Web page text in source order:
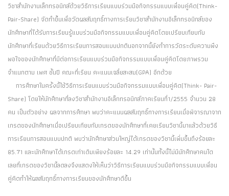
วิชาสำนักงานเล็กทรอนิกส์ด้วยวิธีการเรียนแบบร่วมมือกิจกรรมแบบเพื่อนคู่คิด(Think-
Pair-Share) จัดทำขึ้นเพื่อวัดผลสัมฤทธิ์ทางการเรียนวิชาสำนักงานอิเล็กทรอนิกส์ของ
นักศึกษาที่ได้รับการเรียนรู้แบบร่วมมือกิจกรรมแบบเพื่อนคู่คิดโดยเปรียบเทียบกับ
นักศึกษาที่เรียนด้วยวิธีการเรียนการสอนแบบปกตินอกจากนี้ยังทำการวัดระดับความพึง
พอใจของนักศึกษาที่มีต่อการเรียนแบบร่วมมือกิจกรรมแบบเพื่อนคู่คิดโดยภาพรวม
จำแนกตาม เพศ ชั้นปี คณะที่เรียน คะแนนเฉลี่ยสะสม(GPA) อีกด้วย
การศึกษาในครั้งนี้ใช้วิธีการเรียนแบบร่วมมือกิจกรรมแบบเพื่อนคู่คิด(Think- Pair-
Share) โดยให้นักศึกษาที่ลงวิชาสำนักงานอิเล็กทรอนิกส์ภาคเรียนที่1/2555 จำนวน 28
คน เป็นตัวอย่าง ผลจากการศึกษา พบว่าคะแนนผลสัมฤทธิ์ทางการเรียนเมื่อพิจารณาจาก
เกรดของนักศึกษาเมื่อเปรียบเทียบกับเกรดของนักศึกษาที่เคยเรียนวิชานี้มาแล้วด้วยวิธี
การเรียนการสอนแบบปกติ พบว่านักศึกษาส่วนใหญ่ได้เกรดของวิชานี้เพิ่มขึ้นถึงร้อยละ
85.71 และนักศึกษาได้เกรดเท่าเดิมเพียงร้อยละ 14.29 เท่านั้นทั้งนี้ไม่มีนักศึกษาคนใด
เลยที่เกรดของวิชานี้ลดลงจึงแสดงให้เห็นว่าวิธีการเรียนแบบร่วมมือกิจกรรมแบบเพื่อน
คู่คิดทำให้ผลสัมฤทธิ์ทางการเรียนของนักศึกษาดีขึ้น